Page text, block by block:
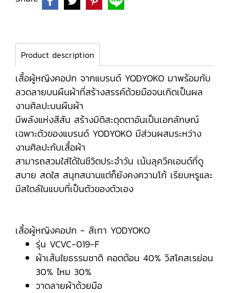
Product description
เสื้อผู้หญิงคอปก จากแบรนด์ YODYOKO มาพร้อมกับ
ลวดลายบนผืนผ้าที่สร้างสรรค์ด้วยมือจนเกิดเป็นผล
งานศิลปะบนผืนผ้า
มีพลังแห่งสีสัน สร้างมิติสะดุดตาอันเป็นเอกลักษณ์
เฉพาะตัวของแบรนด์ YODYOKO มีส่วนผสมระหว่าง
งานศิลปะกับเสื้อผ้า
สามารถสวมใส่ได้ในชีวิตประจำวัน เน้นลุควีคเอนด์ที่ดู
สบาย สดใส สนุกสนานแต่ก็ยังคงความโก้ เรียบหรูและ
มีสไตล์ในแบบที่เป็นตัวของตัวเอง
เสื้อผู้หญิงคอปก - สีเทา YODYOKO
รุ่น VCVC-019-F
ผ้าเส้นใยธรรมชาติ คอตต้อน 40% วิสโคสเรย่อน
30% ไหม 30%
วาดลายผ้าด้วยมือ